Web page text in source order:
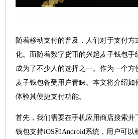
随着移动支付的普及，人们对于支付
化。而随着数字货币的兴起麦子钱包手
成为了不少人的选择之一。作为一个方
麦子钱包备受用户青睐。本文将介绍
体验其便捷支付功能。
首先，我们需要在手机应用商店搜索并
钱包支持iOS和Android系统，用户可以